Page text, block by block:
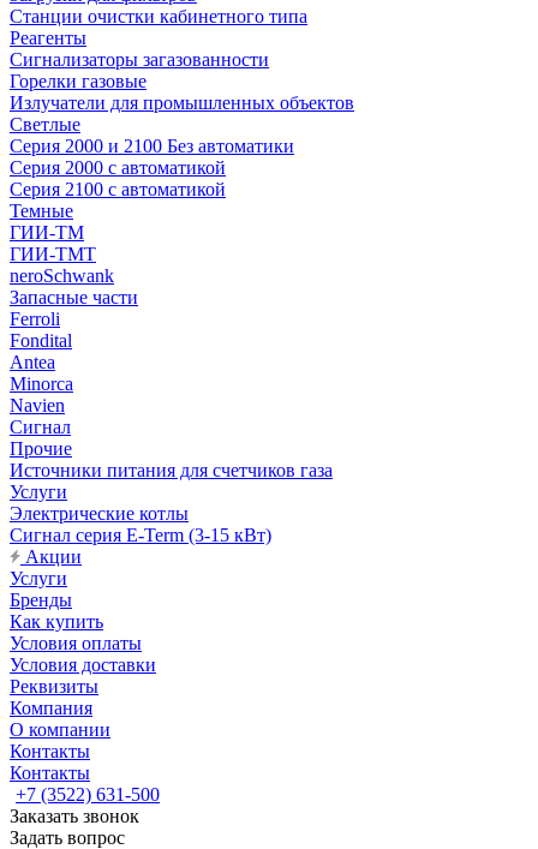
Станции очистки кабинетного типа
Реагенты
Сигнализаторы загазованности
Горелки газовые
Излучатели для промышленных объектов
Светлые
Серия 2000 и 2100 Без автоматики
Серия 2000 с автоматикой
Серия 2100 с автоматикой
Темные
ГИИ-ТМ
ГИИ-ТМТ
neroSchwank
Запасные части
Ferroli
Fondital
Antea
Minorca
Navien
Сигнал
Прочие
Источники питания для счетчиков газа
Услуги
Электрические котлы
Сигнал серия E-Term (3-15 кВт)
Акции
Услуги
Бренды
Как купить
Условия оплаты
Условия доставки
Реквизиты
Компания
О компании
Контакты
Контакты
+7 (3522) 631-500
Заказать звонок
Задать вопрос